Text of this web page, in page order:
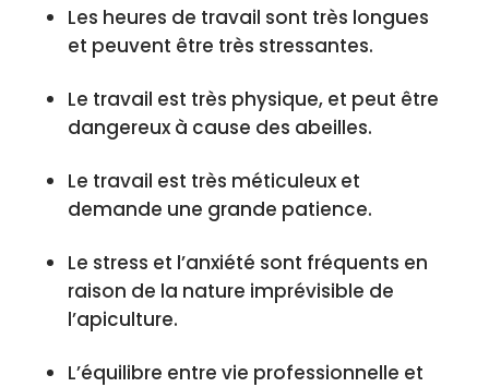
Les heures de travail sont très longues
et peuvent être très stressantes.
Le travail est très physique, et peut être
dangereux à cause des abeilles.
Le travail est très méticuleux et
demande une grande patience.
Le stress et l’anxiété sont fréquents en
raison de la nature imprévisible de
l’apiculture.
L’équilibre entre vie professionnelle et